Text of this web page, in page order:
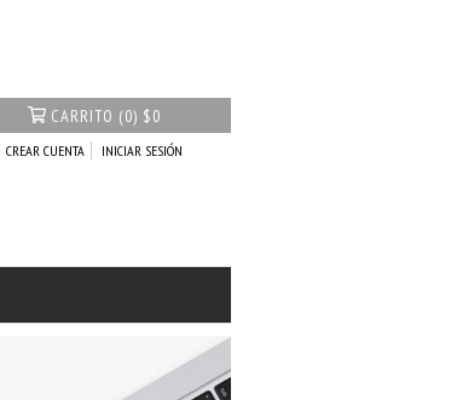
CARRITO (0) $0
CREAR CUENTA INICIAR SESIÓN